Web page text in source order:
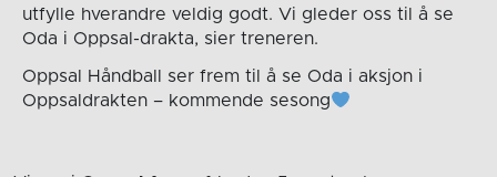
utfylle hverandre veldig godt. Vi gleder oss til å se
Oda i Oppsal-drakta, sier treneren.
Oppsal Håndball ser frem til å se Oda i aksjon i
Oppsaldrakten – kommende sesong